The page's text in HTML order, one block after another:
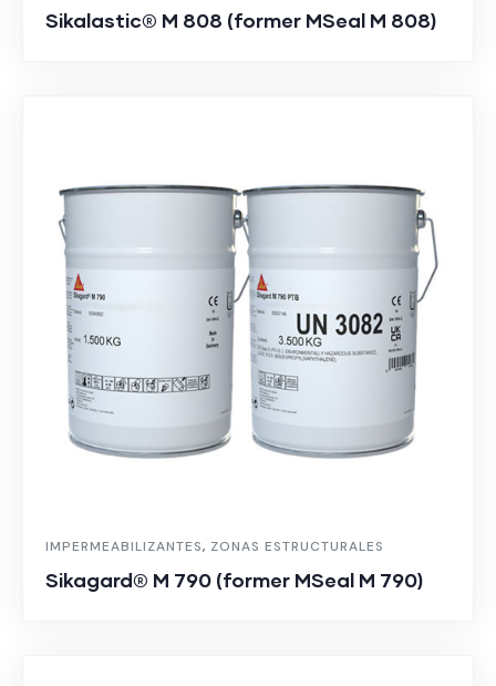
Sikalastic® M 808 (former MSeal M 808)
IMPERMEABILIZANTES, ZONAS ESTRUCTURALES
Sikagard® M 790 (former MSeal M 790)